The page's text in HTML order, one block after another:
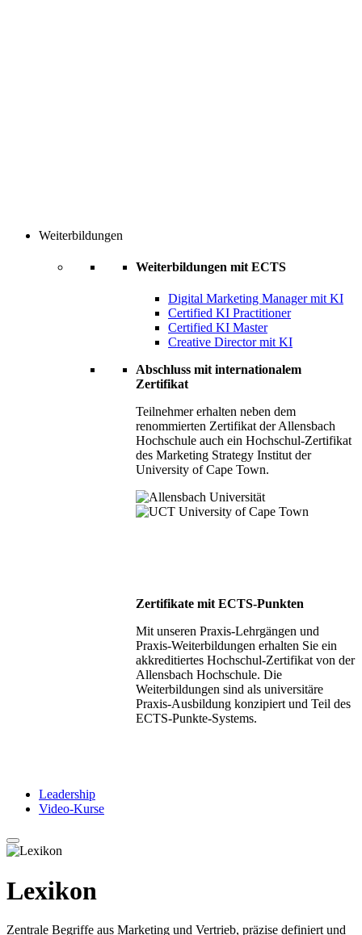
Weiterbildungen
Weiterbildungen mit ECTS
Digital Marketing Manager mit KI
Certified KI Practitioner
Certified KI Master
Creative Director mit KI
Abschluss mit internationalem
Zertifikat
Teilnehmer erhalten neben dem
renommierten Zertifikat der Allensbach
Hochschule auch ein Hochschul-Zertifikat
des Marketing Strategy Institut der
University of Cape Town.
Zertifikate mit ECTS-Punkten
Mit unseren Praxis-Lehrgängen und
Praxis-Weiterbildungen erhalten Sie ein
akkreditiertes Hochschul-Zertifikat von der
Allensbach Hochschule. Die
Weiterbildungen sind als universitäre
Praxis-Ausbildung konzipiert und Teil des
ECTS-Punkte-Systems.
Leadership
Video-Kurse
Lexikon
Zentrale Begriffe aus Marketing und Vertrieb, präzise definiert und